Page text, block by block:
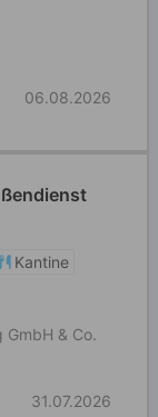
06.08.2026
Kantine
GmbH & Co.
31.07.2026